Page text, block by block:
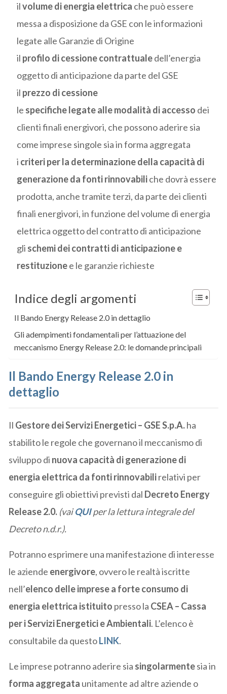
ilvolume di energia elettrica che può essere
messa a disposizione da GSE con le informazioni
legate alle Garanzie di Origine
il profilo di cessione contrattualedell’energia
oggetto di anticipazione da parte del GSE
il prezzo di cessione
le specifiche legate alle modalità di accesso dei
clienti finali energivori, che possono aderire sia
come imprese singole sia in forma aggregata
i criteri per la determinazione della capacità di
generazione da fonti rinnovabiliche dovrà essere
prodotta, anche tramite terzi, da parte dei clienti
finali energivori, in funzione del volume di energia
elettrica oggetto del contratto di anticipazione
gli schemi dei contratti di anticipazione e
restituzionee le garanzie richieste
Indice degli argomenti
Il Bando Energy Release 2.0 in dettaglio
Gli adempimenti fondamentali per l’attuazione del
meccanismo Energy Release 2.0: le domande principali
Il Bando Energy Release 2.0 in
dettaglio
Il Gestore dei Servizi Energetici – GSE S.p.A.ha
stabilito le regole che governano il meccanismo di
sviluppo di nuova capacità di generazione di
energia elettrica da fonti rinnovabilirelativi per
conseguire gli obiettivi previsti dal Decreto Energy
Release 2.0. (vaiQUIper la lettura integrale del
Decreto n.d.r.).
Potranno esprimere una manifestazione di interesse
le aziende energivore, ovvero le realtà iscritte
nell’elenco delle imprese a forte consumo di
energia elettrica istituito presso la CSEA – Cassa
per i Servizi Energetici e Ambientali. L’elenco è
consultabile da questoLINK.
Le imprese potranno aderire sia singolarmentesia in
forma aggregata unitamente ad altre aziende o